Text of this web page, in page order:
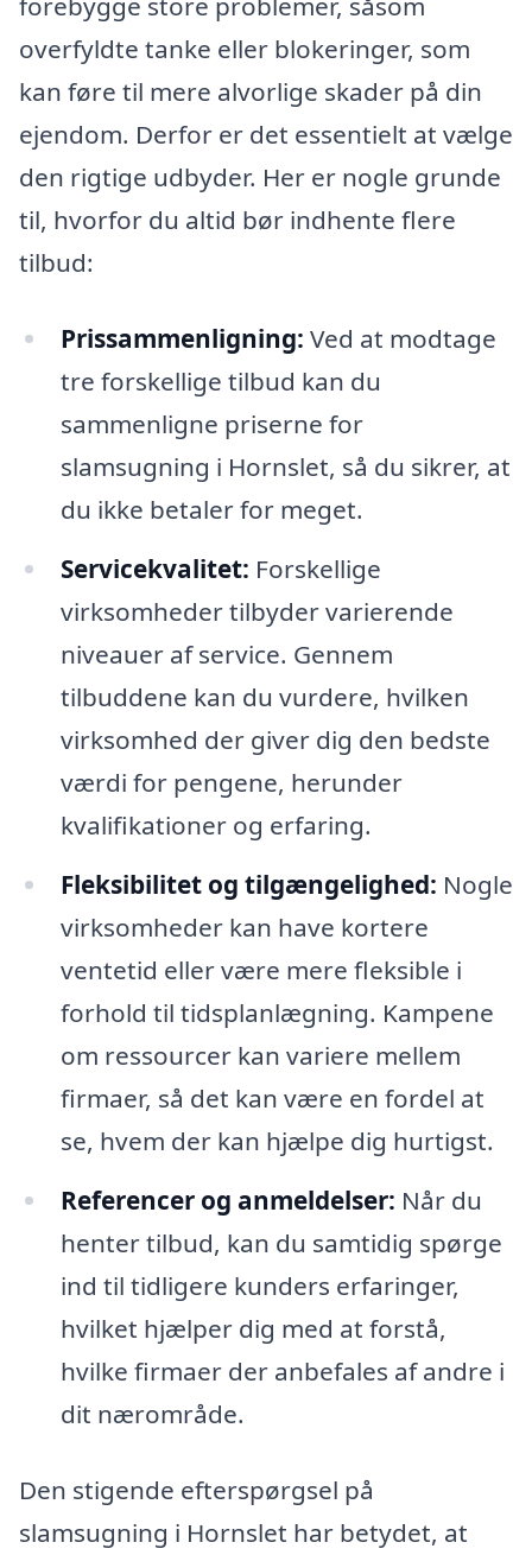
overfyldte tanke eller blokeringer, som
kan føre til mere alvorlige skader på din
ejendom. Derfor er det essentielt at vælge
den rigtige udbyder. Her er nogle grunde
til, hvorfor du altid bør indhente flere
tilbud:
Prissammenligning: Ved at modtage
tre forskellige tilbud kan du
sammenligne priserne for
slamsugning i Hornslet, så du sikrer, at
du ikke betaler for meget.
Servicekvalitet: Forskellige
virksomheder tilbyder varierende
niveauer af service. Gennem
tilbuddene kan du vurdere, hvilken
virksomhed der giver dig den bedste
værdi for pengene, herunder
kvalifikationer og erfaring.
Fleksibilitet og tilgængelighed: Nogle
virksomheder kan have kortere
ventetid eller være mere fleksible i
forhold til tidsplanlægning. Kampene
om ressourcer kan variere mellem
firmaer, så det kan være en fordel at
se, hvem der kan hjælpe dig hurtigst.
Referencer og anmeldelser: Når du
henter tilbud, kan du samtidig spørge
ind til tidligere kunders erfaringer,
hvilket hjælper dig med at forstå,
hvilke firmaer der anbefales af andre i
dit nærområde.
Den stigende efterspørgsel på
slamsugning i Hornslet har betydet, at